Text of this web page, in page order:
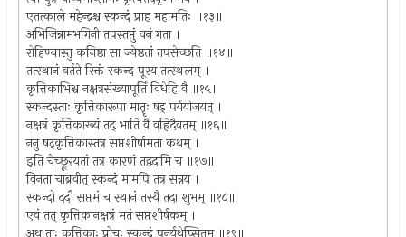
एतत्काले महेन्द्रश्च स्कन्दं प्राह महामतिः ॥१३॥
अभिजिन्नामभगिनी तपस्तप्तुं वनं गता ।
रोहिण्यास्तु कनिष्ठा सा ज्येष्ठतां तपसेच्छति ॥१४॥
तत्स्थानं वर्तते रिक्तं स्कन्द पूरय तत्स्थलम् ।
कृत्तिकाभिश्च नक्षत्रसंख्यापूर्तिं विधेहि वै ॥१५॥
स्कन्दस्ताः कृत्तिकारूपा मातॄः षड् पर्ययोजयत् ।
नक्षत्रं कृत्तिकाख्यं तद् भाति वै वह्निदैवतम् ॥१६॥
ननु षट्कृत्तिकास्तत्र सप्तशीर्षामता कथम् ।
इति चेच्छ्रूरयतां तत्र कारणं तद्वदामि च ॥१७॥
विनता चाब्रवीत् स्कन्दं मामपि तत्र सन्नय ।
स्कन्दो ददौ सप्तमं च स्थानं तस्यै तदा शुभम् ॥१८॥
एवं तत् कृत्तिकानक्षत्रं मतं सप्तशीर्षकम् ।